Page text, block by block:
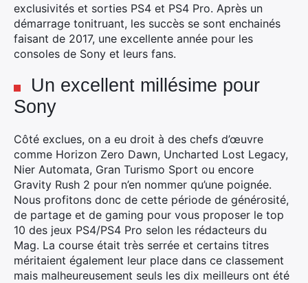
exclusivités et sorties PS4 et PS4 Pro. Après un
démarrage tonitruant, les succès se sont enchainés
faisant de 2017, une excellente année pour les
consoles de Sony et leurs fans.
Un excellent millésime pour
Sony
Côté exclues, on a eu droit à des chefs d’œuvre
comme Horizon Zero Dawn, Uncharted Lost Legacy,
Nier Automata, Gran Turismo Sport ou encore
Gravity Rush 2 pour n’en nommer qu’une poignée.
Nous profitons donc de cette période de générosité,
de partage et de gaming pour vous proposer le top
10 des jeux PS4/PS4 Pro selon les rédacteurs du
Mag. La course était très serrée et certains titres
méritaient également leur place dans ce classement
mais malheureusement seuls les dix meilleurs ont été